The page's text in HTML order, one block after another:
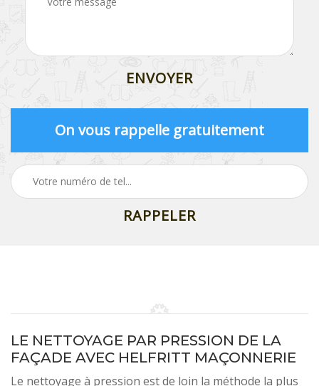
On vous rappelle gratuitement
LE NETTOYAGE PAR PRESSION DE LA
FAÇADE AVEC HELFRITT MAÇONNERIE
Le nettoyage à pression est de loin la méthode la plus